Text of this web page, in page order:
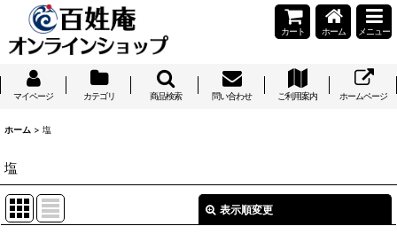
カート ホーム メニュー
マイページ カテゴリ 商品検索 問い合わせ ご利用案内 ホームページ
ホーム > 塩
塩
表示順変更